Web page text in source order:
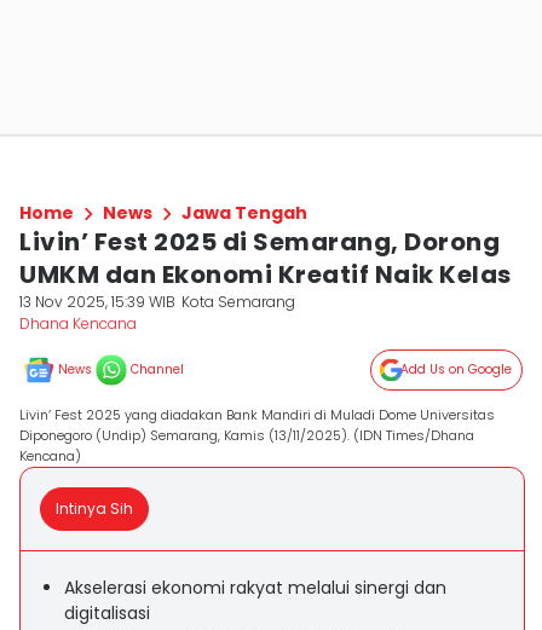
Home News Jawa Tengah
Livin’ Fest 2025 di Semarang, Dorong
UMKM dan Ekonomi Kreatif Naik Kelas
13 Nov 2025, 15:39 WIB Kota Semarang
Dhana Kencana
News Channel Add Us on Google
Livin’ Fest 2025 yang diadakan Bank Mandiri di Muladi Dome Universitas
Diponegoro (Undip) Semarang, Kamis (13/11/2025). (IDN Times/Dhana
Kencana)
Intinya Sih
Akselerasi ekonomi rakyat melalui sinergi dan
digitalisasi